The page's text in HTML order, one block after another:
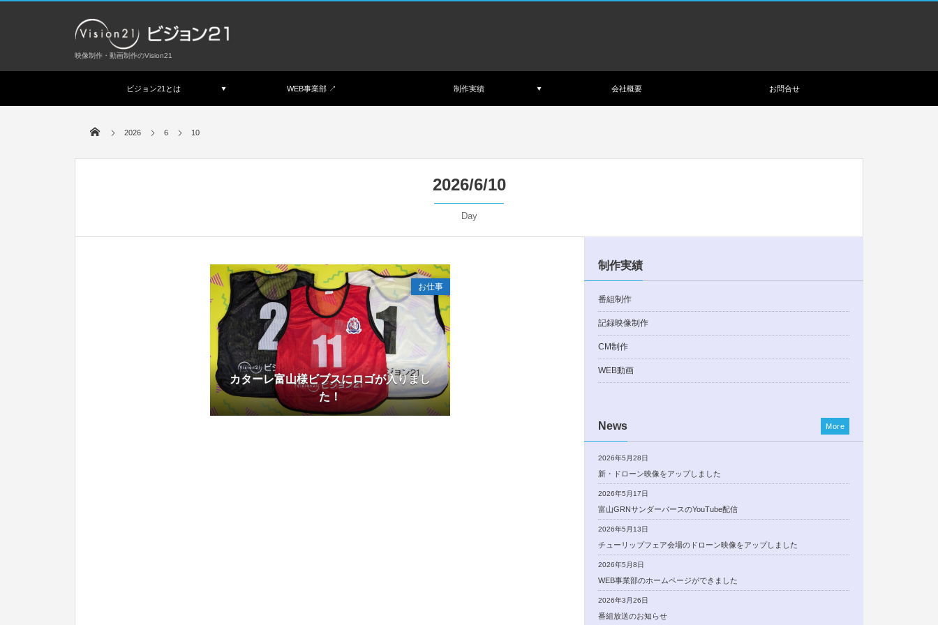
映像制作・動画制作のVision21
ビジョン21とは WEB事業部 ↗︎ 制作実績 会社概要 お問合せ
2026 6 10
2026/6/10
Day
カターレ富山様ビブスにロゴが入りまし
た！
Jun
お仕事
制作実績
番組制作
記録映像制作
CM制作
WEB動画
News
2026年5月28日
新・ドローン映像をアップしました
2026年5月17日
富山GRNサンダーバースのYouTube配信
2026年5月13日
チューリップフェア会場のドローン映像をアップしました
2026年5月8日
WEB事業部のホームページができました
2026年3月26日
番組放送のお知らせ
More